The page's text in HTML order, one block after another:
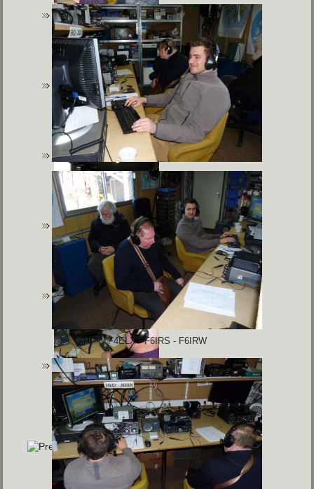
F4ELX - F6IRS - F6IRW